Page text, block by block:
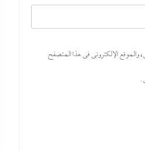
والموقع الإلكتروني في هذا المتصفح